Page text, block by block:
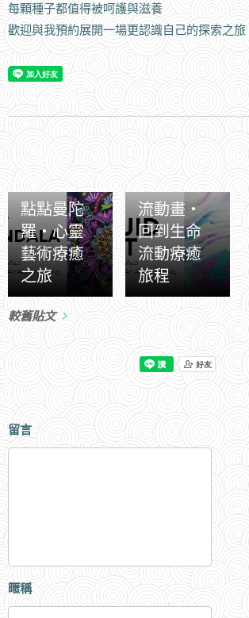
每顆種子都值得被呵護與滋養
歡迎與我預約展開一場更認識自己的探索之旅
點點曼陀
羅・心靈
藝術療癒
之旅
流動畫・
回到生命
流動療癒
旅程
較舊貼文
留言
暱稱